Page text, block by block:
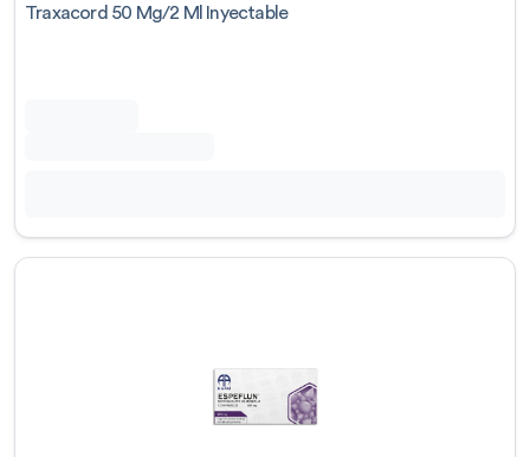
Traxacord 50 Mg/2 Ml Inyectable